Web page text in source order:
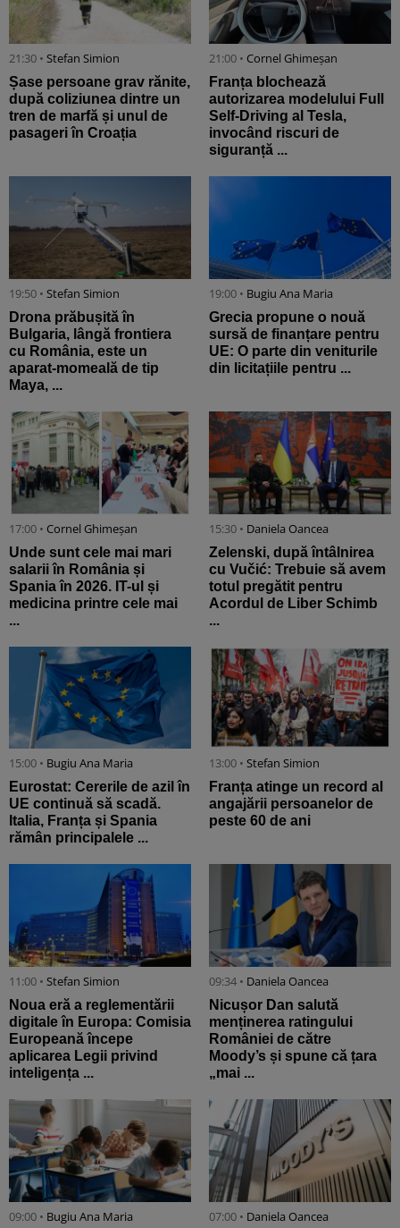
21:30 • Stefan Simion
Șase persoane grav rănite,
după coliziunea dintre un
tren de marfă și unul de
pasageri în Croația
21:00 • Cornel Ghimeșan
Franța blochează
autorizarea modelului Full
Self-Driving al Tesla,
invocând riscuri de
siguranță ...
19:50 • Stefan Simion
Drona prăbușită în
Bulgaria, lângă frontiera
cu România, este un
aparat-momeală de tip
Maya, ...
19:00 • Bugiu ⁠Ana Maria
Grecia propune o nouă
sursă de finanțare pentru
UE: O parte din veniturile
din licitațiile pentru ...
17:00 • Cornel Ghimeșan
Unde sunt cele mai mari
salarii în România și
Spania în 2026. IT-ul și
medicina printre cele mai
...
15:30 • Daniela Oancea
Zelenski, după întâlnirea
cu Vučić: Trebuie să avem
totul pregătit pentru
Acordul de Liber Schimb
...
15:00 • Bugiu ⁠Ana Maria
Eurostat: Cererile de azil în
UE continuă să scadă.
Italia, Franța și Spania
rămân principalele ...
13:00 • Stefan Simion
Franța atinge un record al
angajării persoanelor de
peste 60 de ani
11:00 • Stefan Simion
Noua eră a reglementării
digitale în Europa: Comisia
Europeană începe
aplicarea Legii privind
inteligența ...
09:34 • Daniela Oancea
Nicușor Dan salută
menținerea ratingului
României de către
Moody’s și spune că țara
„mai ...
09:00 • Bugiu ⁠Ana Maria 07:00 • Daniela Oancea